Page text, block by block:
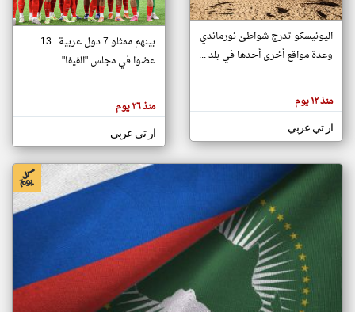
تغيير الدولة
اخبار جزر القمر على مدار الساعة
أهم اخبار جزر القمر العاجلة والمباشرة
هنا عن
وجهة
كاتبيها.
اليونيسكو تدرج شواطئ نورماندي
وعدة مواقع أخرى أحدها في بلد ...
منذ ١٢ يوم
ار تي عربي
بينهم ممثلو 7 دول عربية.. 13
عضوا في مجلس "الفيفا" ...
منذ ٢٦ يوم
ار تي عربي
klyoum.com